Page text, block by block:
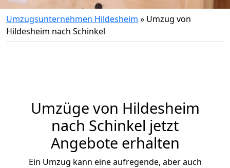
Umzugsunternehmen Hildesheim » Umzug von
Hildesheim nach Schinkel
Umzüge von Hildesheim
nach Schinkel jetzt
Angebote erhalten
Ein Umzug kann eine aufregende, aber auch